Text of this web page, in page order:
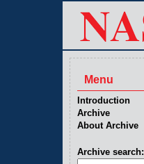
Menu
Introduction
Archive
About Archive
Archive search: